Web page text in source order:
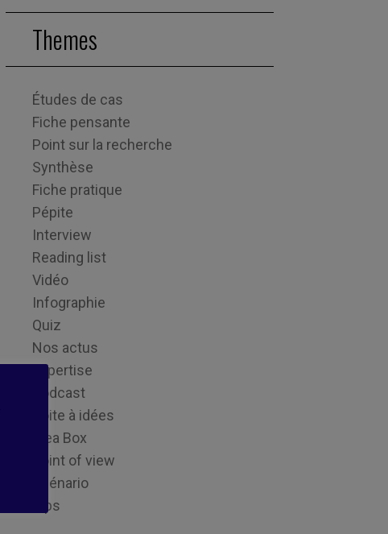
Themes
Études de cas
Fiche pensante
Point sur la recherche
Synthèse
Fiche pratique
Pépite
Interview
Reading list
Vidéo
Infographie
Quiz
Nos actus
Expertise
Podcast
Boite à idées
Idea Box
Point of view
Scénario
Tips